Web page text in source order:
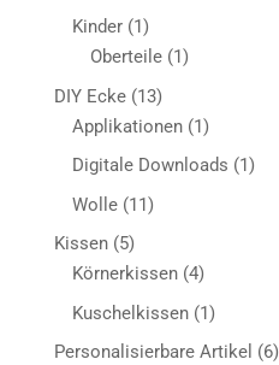
Kinder 11
Produkt
Oberteile 11
DIY Ecke 1313
Produkte
Applikationen 11
Produkt
Digitale Downloads 11
Wolle 1111
Kissen 55
Produkte
Körnerkissen 44
Produkte
Kuschelkissen 11
Produkt
Personalisierbare Artikel 66